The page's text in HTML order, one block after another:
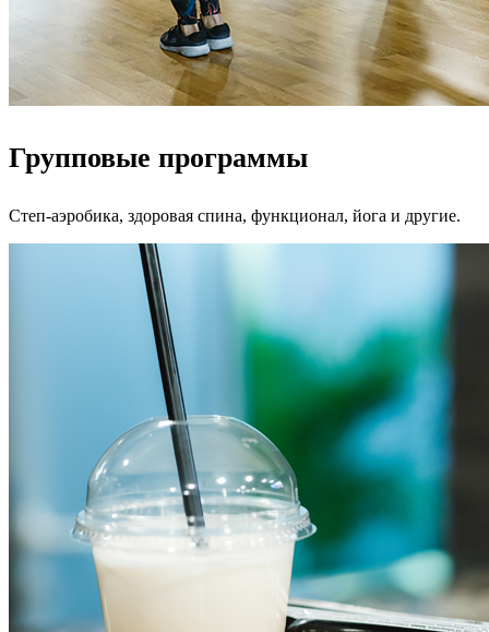
Групповые программы
Степ-аэробика, здоровая спина, функционал, йога и другие.